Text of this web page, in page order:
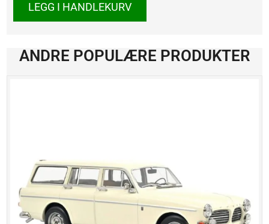
antallLEGG I HANDLEKURV
ANDRE POPULÆRE PRODUKTER